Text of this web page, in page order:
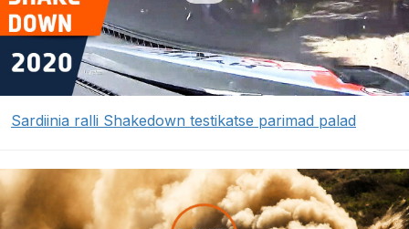
Sardiinia ralli Shakedown testikatse parimad palad